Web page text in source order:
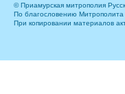
© Приамурская митрополия
По благословению Митрополита
При копировании материалов